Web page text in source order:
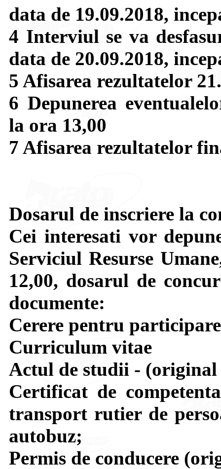
data de 19.09.2018,
4 Interviul se va
data de 20.09.2018,
5 Afisarea rezultatelor
6 Depunerea
la ora 13,00
7 Afisarea rezultatelor
Dosarul de inscriere la
Cei interesati vor
Serviciul Resurse
12,00, dosarul de
documente:
Cerere pentru
Curriculum vitae
Actul de studii - (original
Certificat de
transport rutier de
autobuz;
Permis de conducere